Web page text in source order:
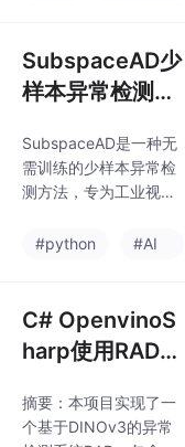
链接（CSDN平台免费
获取），并建议参考先
前文章获取部署代码。
检测但对精度要求不高
的场景，文末附有检测
效果示例。
SubspaceAD少
样本异常检测开
SubspaceAD是一种无
需训练的少样本异常检
测方法，专为工业视觉
利用预训练的DINOv2
维子空间模型，计算测
试样本的重构误差作为
异常分数。其优势在于
工作、计算高效且可解
释性强，在MVTec-AD
#python #AI
C# OpenvinoS
harp使用RAD进
摘要：本项目实现了一
个基于DINOv3的异常